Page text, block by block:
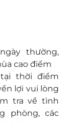
đến trải
thường,
cao điểm
thời điểm
lợi vui lòng
tra về tình
phòng, các